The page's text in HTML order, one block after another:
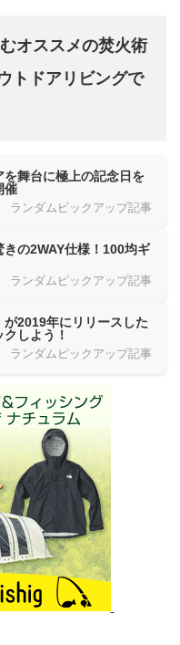
オススメの焚火術
トドアリビングで
を舞台に極上の記念日を
催
ランダムピックアップ記事
の2WAY仕様！100均ギ
ランダムピックアップ記事
2019年にリリースした
しよう！
ランダムピックアップ記事